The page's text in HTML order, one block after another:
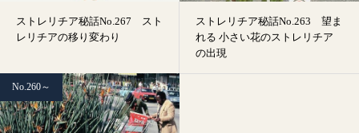
ストレリチア秘話No.267 スト
レリチアの移り変わり
ストレリチア秘話No.263 望ま
れる 小さい花のストレリチア
の出現
No.260～